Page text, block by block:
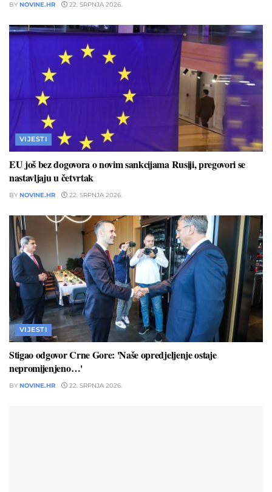
BY NOVINE.HR 22. SRPNJA 2026.
VIJESTI
EU još bez dogovora o novim sankcijama Rusiji, pregovori se
nastavljaju u četvrtak
BY NOVINE.HR 22. SRPNJA 2026.
VIJESTI
Stigao odgovor Crne Gore: 'Naše opredjeljenje ostaje
nepromijenjeno…'
BY NOVINE.HR 22. SRPNJA 2026.